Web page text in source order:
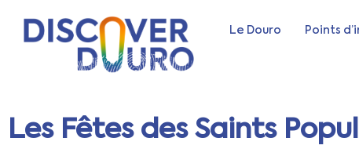
Le Douro Points
Les Fêtes des Saints